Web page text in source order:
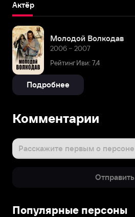
Актёр
Молодой Волкодав
2006 – 2007
Рейтинг Иви: 7,4
Подробнее
Комментарии
Расскажите первым о персоне
Отправить
Популярные персоны